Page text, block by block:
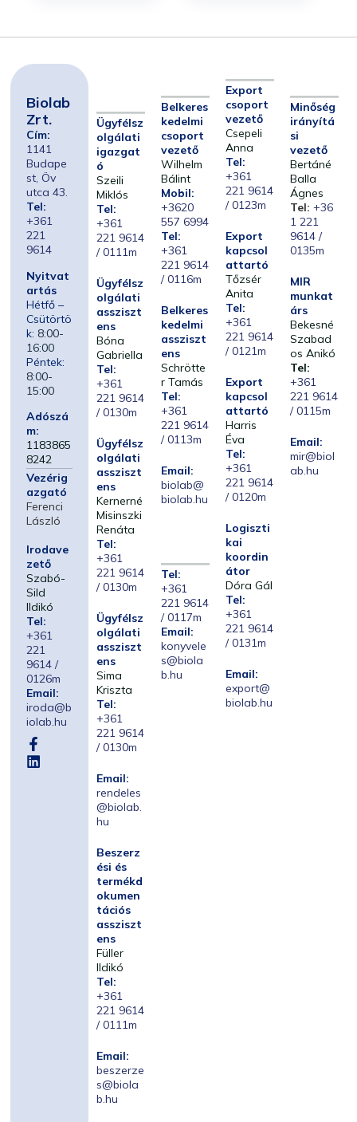
Biolab
Zrt.
Cím:
1141
Budape
st, Öv
utca 43.
Tel:
+361
221
9614
Nyitvat
artás
Hétfő –
Csütörtö
k: 8:00-
16:00
Péntek:
8:00-
15:00
Adószá
m:
1183865
8242
Vezérig
azgató
Ferenci
László
Irodave
zető
Szabó-
Sild
Ildikó
Tel:
+361
221
9614 /
0126m
Email:
iroda@b
iolab.hu
Ügyfélsz
olgálati
igazgat
ó
Szeili
Miklós
Tel:
+361
221 9614
/ 0111m
Ügyfélsz
olgálati
assziszt
ens
Bóna
Gabriella
Tel:
+361
221 9614
/ 0130m
Ügyfélsz
olgálati
assziszt
ens
Kernerné
Misinszki
Renáta
Tel:
+361
221 9614
/ 0130m
Ügyfélsz
olgálati
assziszt
ens
Sima
Kriszta
Tel:
+361
221 9614
/ 0130m
Email:
rendeles
@biolab.
hu
Beszerz
ési és
termékd
okumen
tációs
assziszt
ens
Füller
Ildikó
Tel:
+361
221 9614
/ 0111m
Email:
beszerze
s@biola
b.hu
Belkeres
kedelmi
csoport
vezető
Wilhelm
Bálint
Mobil:
+3620
557 6994
Tel:
+361
221 9614
/ 0116m
Belkeres
kedelmi
assziszt
ens
Schrötte
r Tamás
Tel:
+361
221 9614
/ 0113m
Email:
biolab@
biolab.hu
Tel:
+361
221 9614
/ 0117m
Email:
konyvele
s@biola
b.hu
Export
csoport
vezető
Csepeli
Anna
Tel:
+361
221 9614
/ 0123m
Export
kapcsol
attartó
Tőzsér
Anita
Tel:
+361
221 9614
/ 0121m
Export
kapcsol
attartó
Harris
Éva
Tel:
+361
221 9614
/ 0120m
Logiszti
kai
koordin
átor
Dóra Gál
Tel:
+361
221 9614
/ 0131m
Email:
export@
biolab.hu
Minőség
irányítá
si
vezető
Bertáné
Balla
Ágnes
Tel: +36
1 221
9614 /
0135m
MIR
munkat
árs
Bekesné
Szabad
os Anikó
Tel:
+361
221 9614
/ 0115m
Email:
mir@biol
ab.hu